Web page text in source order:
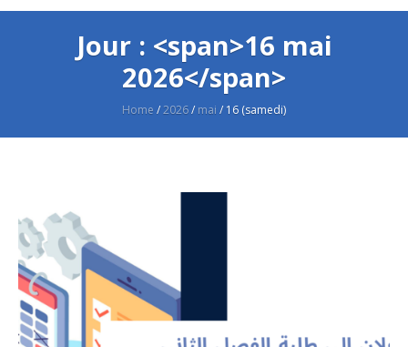
Jour : <span>16 mai
2026</span>
Home /2026/ mai / 16 (samedi)